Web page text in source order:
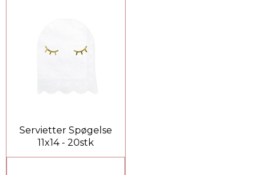
Servietter Spøgelse
11x14 - 20stk